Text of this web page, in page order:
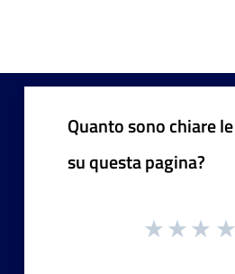
Quanto sono chiare
su questa pagina?